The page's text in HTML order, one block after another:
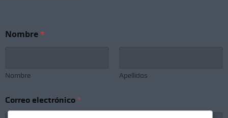
o
e
r
Nombre*
Nombre Apellidos
Correo electrónico *